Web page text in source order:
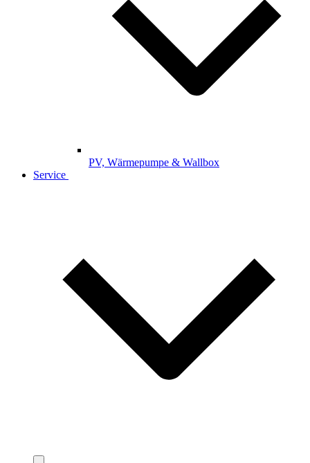
PV, Wärmepumpe & Wallbox
Service